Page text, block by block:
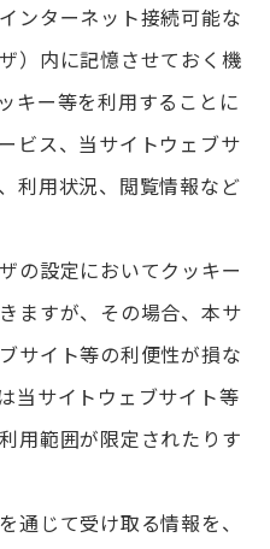
ンターネット接続可能な
）内に記憶させておく機
キー等を利用することに
ビス、当サイトウェブサ
利用状況、閲覧情報など
の設定においてクッキー
ますが、その場合、本サ
サイト等の利便性が損な
当サイトウェブサイト等
用範囲が限定されたりす
通じて受け取る情報を、